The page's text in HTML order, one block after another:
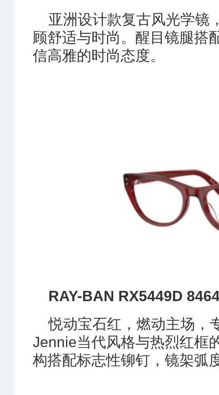
亚洲设计款复古风光学镜
顾舒适与时尚。醒目镜腿搭
信高雅的时尚态度。
RAY-BAN RX5449D
悦动宝石红，燃动主场，
Jennie当代风格与热烈红框
构搭配标志性铆钉，镜架弧